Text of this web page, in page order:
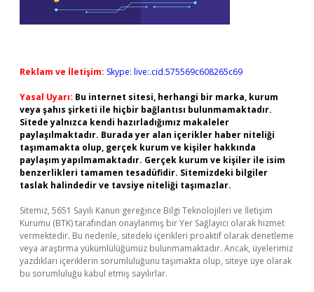
Reklam ve İletişim: Skype: live:.cid.575569c608265c69
Yasal Uyarı: Bu internet sitesi, herhangi bir marka, kurum
veya şahıs şirketi ile hiçbir bağlantısı bulunmamaktadır.
Sitede yalnızca kendi hazırladığımız makaleler
paylaşılmaktadır. Burada yer alan içerikler haber niteliği
taşımamakta olup, gerçek kurum ve kişiler hakkında
paylaşım yapılmamaktadır. Gerçek kurum ve kişiler ile isim
benzerlikleri tamamen tesadüfidir. Sitemizdeki bilgiler
taslak halindedir ve tavsiye niteliği taşımazlar.
Sitemiz, 5651 Sayılı Kanun gereğince Bilgi Teknolojileri ve İletişim
Kurumu (BTK) tarafından onaylanmış bir Yer Sağlayıcı olarak hizmet
vermektedir. Bu nedenle, sitedeki içerikleri proaktif olarak denetleme
veya araştırma yükümlülüğümüz bulunmamaktadır. Ancak, üyelerimiz
yazdıkları içeriklerin sorumluluğunu taşımakta olup, siteye üye olarak
bu sorumluluğu kabul etmiş sayılırlar.